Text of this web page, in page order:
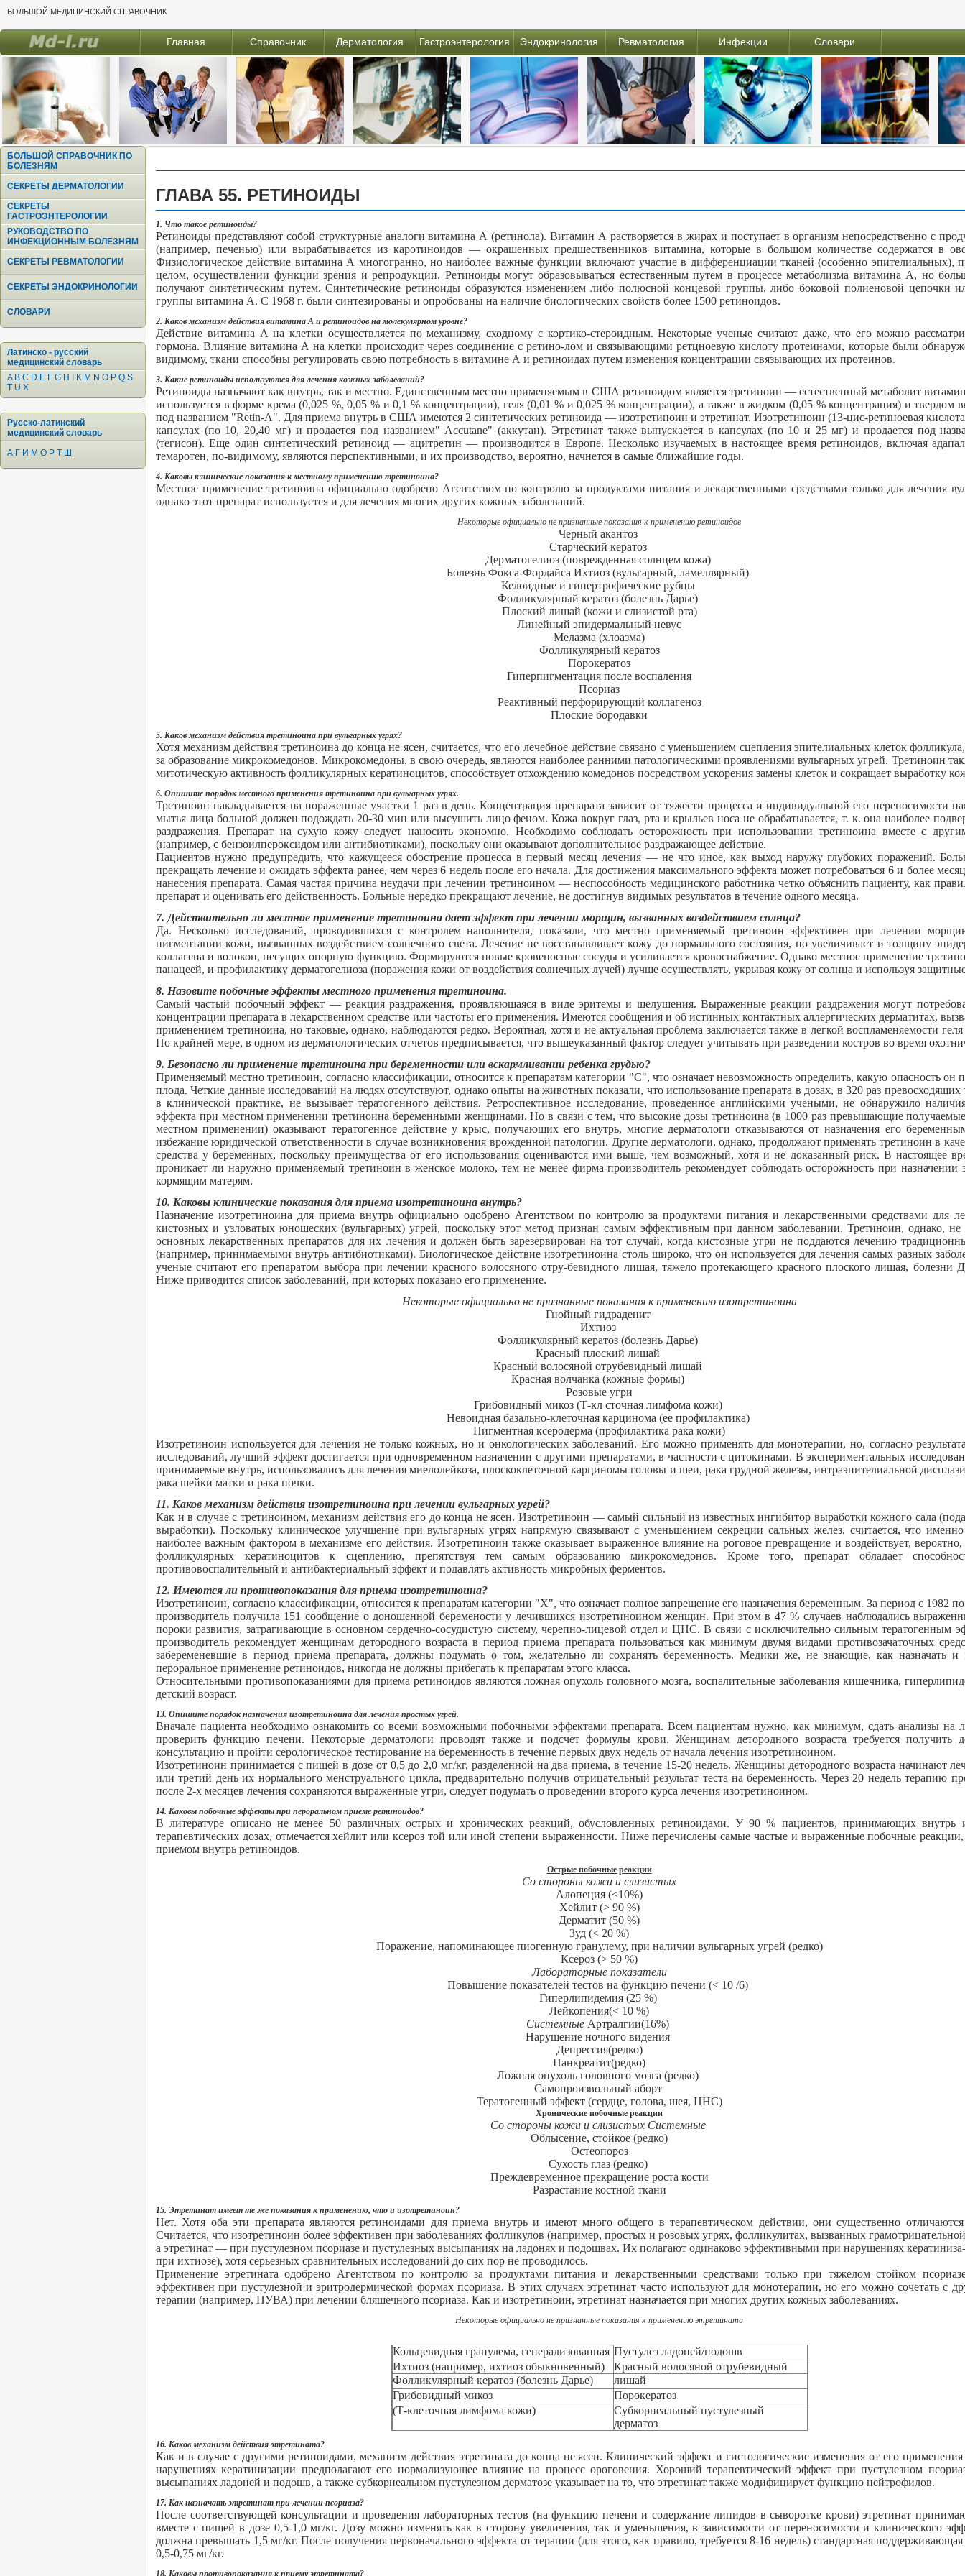
БОЛЬШОЙ МЕДИЦИНСКИЙ СПРАВОЧНИК
Главная Справочник Дерматология Гастроэнтерология Эндокринология Ревматология Инфекции Словари
БОЛЬШОЙ СПРАВОЧНИК ПО
БОЛЕЗНЯМ
СЕКРЕТЫ ДЕРМАТОЛОГИИ
СЕКРЕТЫ
ГАСТРОЭНТЕРОЛОГИИ
РУКОВОДСТВО ПО
ИНФЕКЦИОННЫМ БОЛЕЗНЯМ
СЕКРЕТЫ РЕВМАТОЛОГИИ
СЕКРЕТЫ ЭНДОКРИНОЛОГИИ
СЛОВАРИ
Латинско - русский
медицинский словарь
A B C D E F G H K M N O P Q S
T U X
Русско-латинский
медицинский словарь
А Г И М О Р Т Ш
ГЛАВА 55. РЕТИНОИДЫ
1. Что такое ретиноиды?
Ретиноиды представляют собой структурные аналоги витамина А (ретинола). Витамин А растворяется в жирах и поступает в организм непосредственно с
(например, печенью) или вырабатывается из каротиноидов — окрашенных предшественников витамина, которые в большом количестве содержатся в
Физиологическое действие витамина А многогранно, но наиболее важные функции включают участие в дифференциации тканей (особенно эпителиальных),
целом, осуществлении функции зрения и репродукции. Ретиноиды могут образовываться естественным путем в процессе метаболизма витамина А, но
получают синтетическим путем. Синтетические ретиноиды образуются изменением либо полюсной концевой группы, либо боковой полиеновой цепочки
группы витамина А. С 1968 г. были синтезированы и опробованы на наличие биологических свойств более 1500 ретиноидов.
2. Каков механизм действия витамина А и ретиноидов на молекулярном уровне?
Действие витамина А на клетки осуществляется по механизму, сходному с кортико-стероидным. Некоторые ученые считают даже, что его можно
гормона. Влияние витамина А на клетки происходит через соединение с ретино-лом и связывающими ретцноевую кислоту протеинами, которые были
видимому, ткани способны регулировать свою потребность в витамине А и ретиноидах путем изменения концентрации связывающих их протеинов.
3. Какие ретиноиды используются для лечения кожных заболеваний?
Ретиноиды назначают как внутрь, так и местно. Единственным местно применяемым в США ретиноидом является третиноин — естественный метаболит
используется в форме крема (0,025 %, 0,05 % и 0,1 % концентрации), геля (0,01 % и 0,025 % концентрации), а также в жидком (0,05 % концентрация) и твердом
под названием "Retin-A". Для приема внутрь в США имеются 2 синтетических ретиноида — изотретиноин и этретинат. Изотретиноин (13-цис-ретиноевая
капсулах (по 10, 20,40 мг) и продается под названием" Accutane" (аккутан). Этретинат также выпускается в капсулах (по 10 и 25 мг) и продается под
(тегисон). Еще один синтетический ретиноид — ацитретин — производится в Европе. Несколько изучаемых в настоящее время ретиноидов, включая
темаротен, по-видимому, являются перспективными, и их производство, вероятно, начнется в самые ближайшие годы.
4. Каковы клинические показания к местному применению третиноина?
Местное применение третиноина официально одобрено Агентством по контролю за продуктами питания и лекарственными средствами только для лечения
однако этот препарат используется и для лечения многих других кожных заболеваний.
Некоторые официально не признанные показания к применению ретиноидов
Черный акантоз
Старческий кератоз
Дерматогелиоз (поврежденная солнцем кожа)
Болезнь Фокса-Фордайса Ихтиоз (вульгарный, ламеллярный)
Келоидные и гипертрофические рубцы
Фолликулярный кератоз (болезнь Дарье)
Плоский лишай (кожи и слизистой рта)
Линейный эпидермальный невус
Мелазма (хлоазма)
Фолликулярный кератоз
Порокератоз
Гиперпигментация после воспаления
Псориаз
Реактивный перфорирующий коллагеноз
Плоские бородавки
5. Каков механизм действия третиноина при вульгарных угрях?
Хотя механизм действия третиноина до конца не ясен, считается, что его лечебное действие связано с уменьшением сцепления эпителиальных клеток
за образование микрокомедонов. Микрокомедоны, в свою очередь, являются наиболее ранними патологическими проявлениями вульгарных угрей. Третиноин
митотическую активность фолликулярных кератиноцитов, способствует отхождению комедонов посредством ускорения замены клеток и сокращает выработку
6. Опишите порядок местного применения третиноина при вульгарных угрях.
Третиноин накладывается на пораженные участки 1 раз в день. Концентрация препарата зависит от тяжести процесса и индивидуальной его переносимости
мытья лица больной должен подождать 20-30 мин или высушить лицо феном. Кожа вокруг глаз, рта и крыльев носа не обрабатывается, т. к. она наиболее
раздражения. Препарат на сухую кожу следует наносить экономно. Необходимо соблюдать осторожность при использовании третиноина вместе с
(например, с бензоилпероксидом или антибиотиками), поскольку они оказывают дополнительное раздражающее действие.
Пациентов нужно предупредить, что кажущееся обострение процесса в первый месяц лечения — не что иное, как выход наружу глубоких поражений.
прекращать лечение и ожидать эффекта ранее, чем через 6 недель после его начала. Для достижения максимального эффекта может потребоваться 6 и более
нанесения препарата. Самая частая причина неудачи при лечении третиноином — неспособность медицинского работника четко объяснить пациенту, как
препарат и оценивать его действенность. Больные нередко прекращают лечение, не достигнув видимых результатов в течение одного месяца.
7. Действительно ли местное применение третиноина дает эффект при лечении морщин, вызванных воздействием солнца?
Да. Несколько исследований, проводившихся с контролем наполнителя, показали, что местно применяемый третиноин эффективен при лечении
пигментации кожи, вызванных воздействием солнечного света. Лечение не восстанавливает кожу до нормального состояния, но увеличивает и толщину
коллагена и волокон, несущих опорную функцию. Формируются новые кровеносные сосуды и усиливается кровоснабжение. Однако местное применение
панацеей, и профилактику дерматогелиоза (поражения кожи от воздействия солнечных лучей) лучше осуществлять, укрывая кожу от солнца и используя
8. Назовите побочные эффекты местного применения третиноина.
Самый частый побочный эффект — реакция раздражения, проявляющаяся в виде эритемы и шелушения. Выраженные реакции раздражения могут
концентрации препарата в лекарственном средстве или частоты его применения. Имеются сообщения и об истинных контактных аллергических дерматитах,
применением третиноина, но таковые, однако, наблюдаются редко. Вероятная, хотя и не актуальная проблема заключается также в легкой воспламеняемости
По крайней мере, в одном из дерматологических отчетов предписывается, что вышеуказанный фактор следует учитывать при разведении костров во время
9. Безопасно ли применение третиноина при беременности или вскармливании ребенка грудью?
Применяемый местно третиноин, согласно классификации, относится к препаратам категории "С", что означает невозможность определить, какую опасность он
плода. Четкие данные исследований на людях отсутствуют, однако опыты на животных показали, что использование препарата в дозах, в 320 раз
в клинической практике, не вызывает тератогенного действия. Ретроспективное исследование, проведенное английскими учеными, не обнаружило
эффекта при местном применении третиноина беременными женщинами. Но в связи с тем, что высокие дозы третиноина (в 1000 раз превышающие
местном применении) оказывают тератогенное действие у крыс, получающих его внутрь, многие дерматологи отказываются от назначения его
избежание юридической ответственности в случае возникновения врожденной патологии. Другие дерматологи, однако, продолжают применять третиноин в
средства у беременных, поскольку преимущества от его использования оцениваются ими выше, чем возможный, хотя и не доказанный риск. В настоящее
проникает ли наружно применяемый третиноин в женское молоко, тем не менее фирма-производитель рекомендует соблюдать осторожность при назначении
кормящим матерям.
10. Каковы клинические показания для приема изотретиноина внутрь?
Назначение изотретиноина для приема внутрь официально одобрено Агентством по контролю за продуктами питания и лекарственными средствами для
кистозных и узловатых юношеских (вульгарных) угрей, поскольку этот метод признан самым эффективным при данном заболевании. Третиноин, однако, не
основных лекарственных препаратов для их лечения и должен быть зарезервирован на тот случай, когда кистозные угри не поддаются лечению
(например, принимаемыми внутрь антибиотиками). Биологическое действие изотретиноина столь широко, что он используется для лечения самых разных
ученые считают его препаратом выбора при лечении красного волосяного отру-бевидного лишая, тяжело протекающего красного плоского лишая, болезни
Ниже приводится список заболеваний, при которых показано его применение.
Некоторые официально не признанные показания к применению изотретиноина
Гнойный гидраденит
Ихтиоз
Фолликулярный кератоз (болезнь Дарье)
Красный плоский лишай
Красный волосяной отрубевидный лишай
Красная волчанка (кожные формы)
Розовые угри
Грибовидный микоз (Т-кл сточная лимфома кожи)
Невоидная базально-клеточная карцинома (ее профилактика)
Пигментная ксеродерма (профилактика рака кожи)
Изотретиноин используется для лечения не только кожных, но и онкологических заболеваний. Его можно применять для монотерапии, но, согласно
исследований, лучший эффект достигается при одновременном назначении с другими препаратами, в частности с цитокинами. В экспериментальных
принимаемые внутрь, использовались для лечения миелолейкоза, плоскоклеточной карциномы головы и шеи, рака грудной железы, интраэпителиальной
рака шейки матки и рака почки.
11. Каков механизм действия изотретиноина при лечении вульгарных угрей?
Как и в случае с третиноином, механизм действия его до конца не ясен. Изотретиноин — самый сильный из известных ингибитор выработки кожного сала
выработки). Поскольку клиническое улучшение при вульгарных угрях напрямую связывают с уменьшением секреции сальных желез, считается, что именно
наиболее важным фактором в механизме его действия. Изотретиноин также оказывает выраженное влияние на роговое превращение и воздействует, вероятно,
фолликулярных кератиноцитов к сцеплению, препятствуя тем самым образованию микрокомедонов. Кроме того, препарат обладает
противовоспалительный и антибактериальный эффект и подавлять активность микробных ферментов.
12. Имеются ли противопоказания для приема изотретиноина?
Изотретиноин, согласно классификации, относится к препаратам категории "X", что означает полное запрещение его назначения беременным. За период с 1982
производитель получила 151 сообщение о доношенной беремености у лечившихся изотретиноином женщин. При этом в 47 % случаев наблюдались
пороки развития, затрагивающие в основном сердечно-сосудистую систему, черепно-лицевой отдел и ЦНС. В связи с исключительно сильным тератогенным
производитель рекомендует женщинам детородного возраста в период приема препарата пользоваться как минимум двумя видами противозачаточных
забеременевшие в период приема препарата, должны подумать о том, желательно ли сохранять беременность. Медики же, не знающие, как назначать и
пероральное применение ретиноидов, никогда не должны прибегать к препаратам этого класса.
Относительными противопоказаниями для приема ретиноидов являются ложная опухоль головного мозга, воспалительные заболевания кишечника,
детский возраст.
13. Опишите порядок назначения изотретиноина для лечения простых угрей.
Вначале пациента необходимо ознакомить со всеми возможными побочными эффектами препарата. Всем пациентам нужно, как минимум, сдать анализы на
проверить функцию печени. Некоторые дерматологи проводят также и подсчет формулы крови. Женщинам детородного возраста требуется получить
консультацию и пройти серологическое тестирование на беременность в течение первых двух недель от начала лечения изотретиноином.
Изотретиноин принимается с пищей в дозе от 0,5 до 2,0 мг/кг, разделенной на два приема, в течение 15-20 недель. Женщины детородного возраста начинают
или третий день их нормального менструального цикла, предварительно получив отрицательный результат теста на беременность. Через 20 недель терапию
после 2-х месяцев лечения сохраняются выраженные угри, следует подумать о проведении второго курса лечения изотретиноином.
14. Каковы побочные эффекты при пероральном приеме ретиноидов?
В литературе описано не менее 50 различных острых и хронических реакций, обусловленных ретиноидами. У 90 % пациентов, принимающих внутрь
терапевтических дозах, отмечается хейлит или ксероз той или иной степени выраженности. Ниже перечислены самые частые и выраженные побочные
приемом внутрь ретиноидов.
Острые побочные реакции
Со стороны кожи и слизистых
Алопеция (<10%)
Хейлит (> 90 %)
Дерматит (50 %)
Зуд (< 20 %)
Поражение, напоминающее пиогенную гранулему, при наличии вульгарных угрей (редко)
Ксероз (> 50 %)
Лабораторные показатели
Повышение показателей тестов на функцию печени (< 10 /6)
Гиперлипидемия (25 %)
Лейкопения(< 10 %)
Системные Артралгии(16%)
Нарушение ночного видения
Депрессия(редко)
Панкреатит(редко)
Ложная опухоль головного мозга (редко)
Самопроизвольный аборт
Тератогенный эффект (сердце, голова, шея, ЦНС)
Хронические побочные реакции
Со стороны кожи и слизистых Системные
Облысение, стойкое (редко)
Остеопороз
Сухость глаз (редко)
Преждевременное прекращение роста кости
Разрастание костной ткани
15. Этретинат имеет те же показания к применению, что и изотретиноин?
Нет. Хотя оба эти препарата являются ретиноидами для приема внутрь и имеют много общего в терапевтическом действии, они существенно
Считается, что изотретиноин более эффективен при заболеваниях фолликулов (например, простых и розовых угрях, фолликулитах, вызванных
а этретинат — при пустулезном псориазе и пустулезных высыпаниях на ладонях и подошвах. Их полагают одинаково эффективными при нарушениях
при ихтиозе), хотя серьезных сравнительных исследований до сих пор не проводилось.
Применение этретината одобрено Агентством по контролю за продуктами питания и лекарственными средствами только при тяжелом стойком
эффективен при пустулезной и эритродермической формах псориаза. В этих случаях этретинат часто используют для монотерапии, но его можно сочетать с
терапии (например, ПУВА) при лечении бляшечного псориаза. Как и изотретиноин, этретинат назначается при многих других кожных заболеваниях.
Некоторые официально не признанные показания к применению этретината
Кольцевидная гранулема, генерализованная Пустулез ладоней/подошв
Ихтиоз (например, ихтиоз обыкновенный)
Красный волосяной отрубевидный
Фолликулярный кератоз (болезнь Дарье)
лишай
Грибовидный микоз
Порокератоз
(Т-клеточная лимфома кожи)
Субкорнеальный пустулезный
дерматоз
16. Каков механизм действия этретината?
Как и в случае с другими ретиноидами, механизм действия этретината до конца не ясен. Клинический эффект и гистологические изменения от его
нарушениях кератинизации предполагают его нормализующее влияние на процесс ороговения. Хороший терапевтический эффект при пустулезном
высыпаниях ладоней и подошв, а также субкорнеальном пустулезном дерматозе указывает на то, что этретинат также модифицирует функцию нейтрофилов.
17. Как назначать этретинат при лечении псориаза?
После соответствующей консультации и проведения лабораторных тестов (на функцию печени и содержание липидов в сыворотке крови) этретинат
вместе с пищей в дозе 0,5-1,0 мг/кг. Дозу можно изменять как в сторону увеличения, так и уменьшения, в зависимости от переносимости и клинического
должна превышать 1,5 мг/кг. После получения первоначального эффекта от терапии (для этого, как правило, требуется 8-16 недель) стандартная поддерживающая
0,5-0,75 мг/кг.
18. Каковы противопоказания к приему этретината?